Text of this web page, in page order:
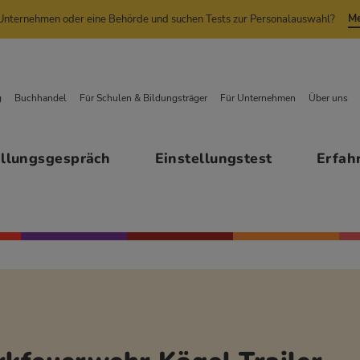
oder eine Behörde und suchen Tests zur Personalauswahl?
Einstellungstest
Buchhandel Für Schulen & Bildungsträger Für Unternehmen Über uns